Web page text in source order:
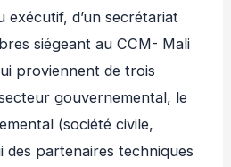
exécutif, d’un secrétariat
siégeant au CCM- Mali
proviennent de trois
gouvernemental, le
(société civile,
partenaires techniques